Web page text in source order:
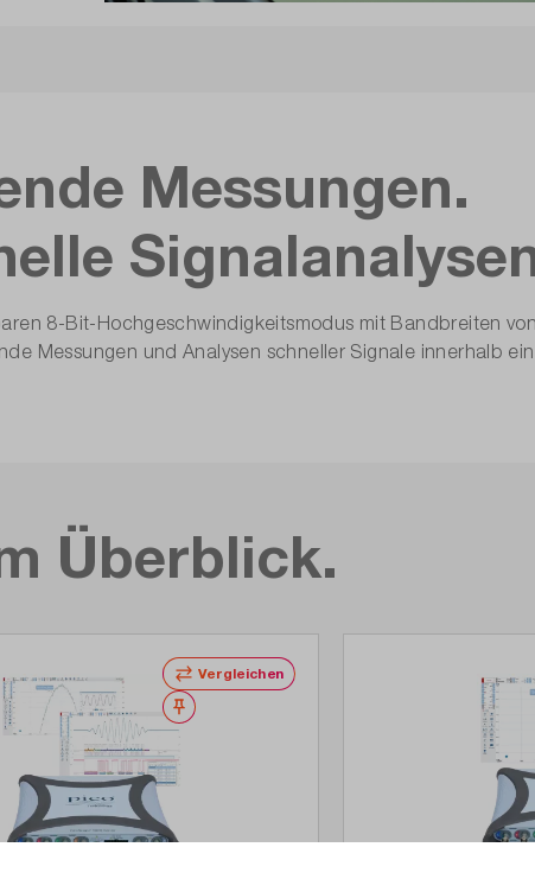
Messungen.
8-Bit-Hochgeschwindigkeitsmodus mit Bandbreiten
Messungen und Analysen schneller Signale innerhalb
Überblick.
Vergleichen
Merken